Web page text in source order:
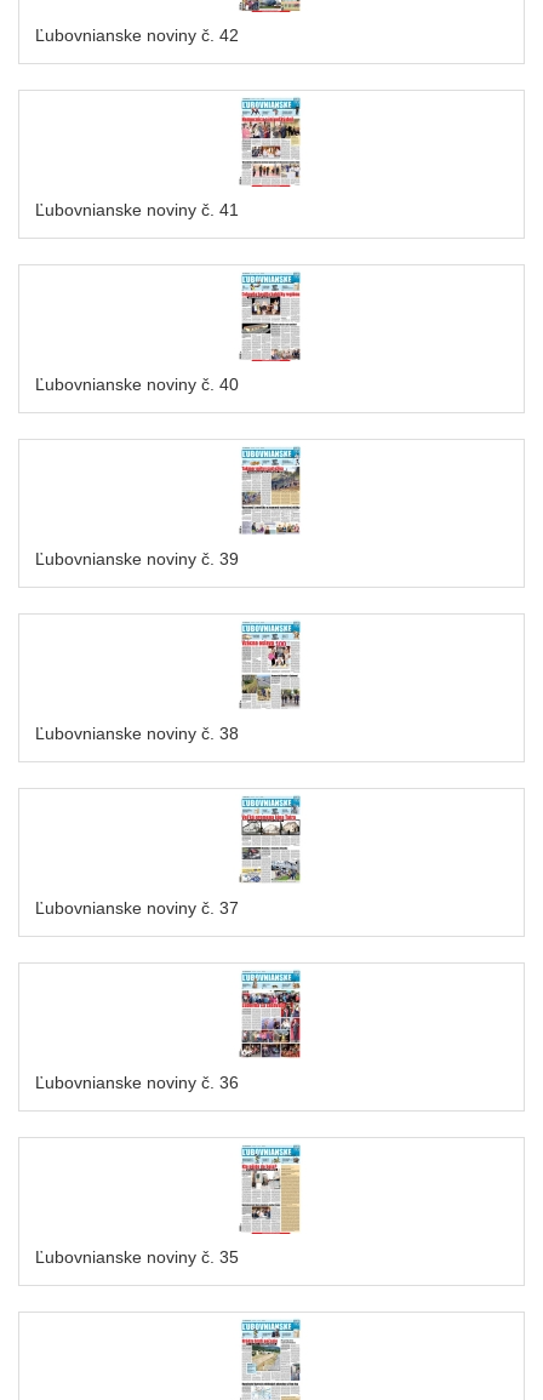
Ľubovnianske noviny č. 42
Ľubovnianske noviny č. 41
Ľubovnianske noviny č. 40
Ľubovnianske noviny č. 39
Ľubovnianske noviny č. 38
Ľubovnianske noviny č. 37
Ľubovnianske noviny č. 36
Ľubovnianske noviny č. 35